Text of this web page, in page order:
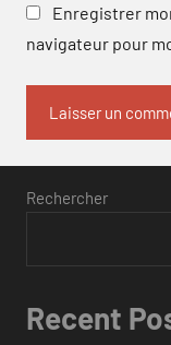
Enregistrer
navigateur pour
Rechercher
Recent